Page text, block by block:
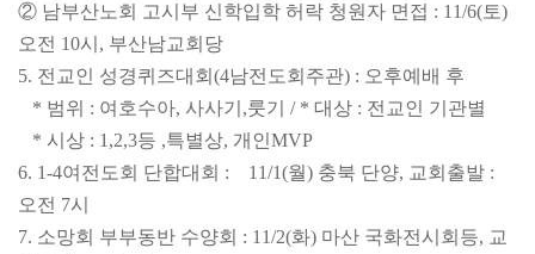
② 남부산노회 고시부 신학입학 허락 청원자 면접 : 11/6(토)
오전 10시, 부산남교회당
5. 전교인 성경퀴즈대회(4남전도회 주관) : 오후예배 후
* 범위 : 여호수아, 사사기,룻기 / * 대상 : 전교인 기관별
* 시상 : 1,2,3등 ,특별상, 개인 MVP
6. 1-4여전도회 단합대회 : 11/1(월) 충북 단양, 교회출발 :
오전 7시
7. 소망회 부부동반 수양회 : 11/2(화) 마산 국화전시회 등, 교